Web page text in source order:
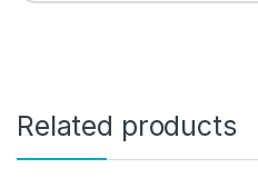
Related products